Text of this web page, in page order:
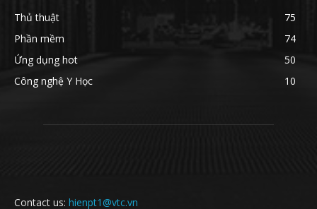
Thủ thuật
75
Phần mềm
74
Ứng dụng hot
50
Công nghệ Y Học
10
Contact us: hienpt1@vtc.vn